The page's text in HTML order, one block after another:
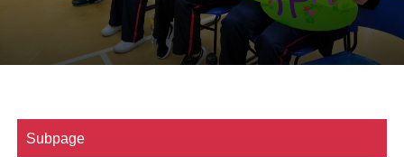
Subpage